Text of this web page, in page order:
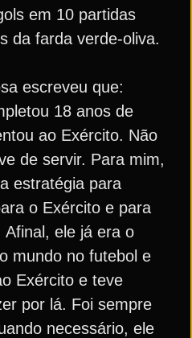
em 10 partidas
da farda verde-oliva.
escreveu que:
18 anos de
ao Exército. Não
de servir. Para mim,
estratégia para
o Exército e para
ele já era o
mundo no futebol e
Exército e teve
por lá. Foi sempre
necessário, ele